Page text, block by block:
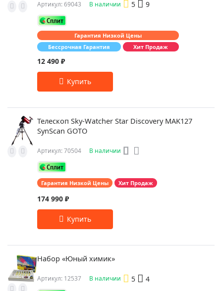
12 490 ₽
Артикул: 69043 В наличии 5 9
Гарантия Низкой Цены
Бессрочная Гарантия
Хит Продаж
Телескоп Sky-Watcher Star Discovery MAK127
SynScan GOTO
174 990 ₽
Артикул: 70504 В наличии
Гарантия Низкой Цены Хит Продаж
Набор «Юный химик»
Артикул: 12537 В наличии 5 4